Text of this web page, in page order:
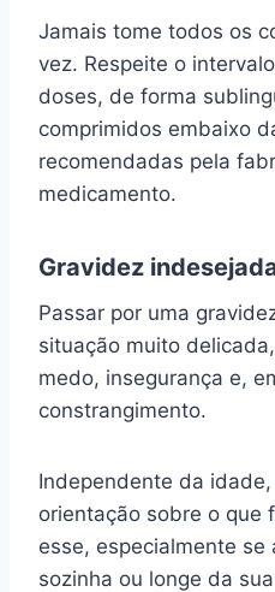
Jamais tome todos os
vez. Respeite o
doses, de forma
comprimidos embaixo
recomendadas pela
medicamento.
Gravidez
Passar por uma
situação muito
medo, insegurança e,
constrangimento.
Independente da
orientação sobre o que
esse, especialmente se
sozinha ou longe da